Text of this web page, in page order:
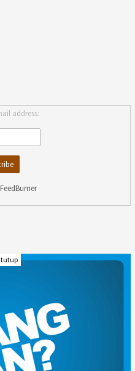
address:
FeedBurner
REDAKSI
DISCLAIMER
KONTAK KAMI
PEDOMAN MEDIA SIBER
tutup